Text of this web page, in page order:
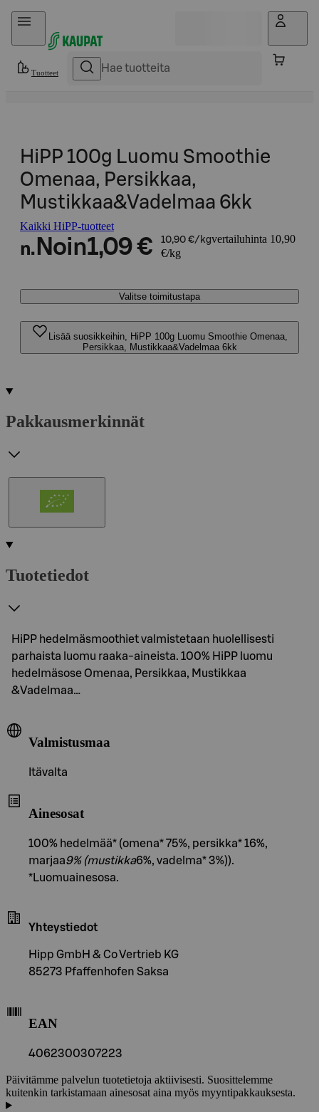
Hyppää sisältöön
Tuotteet
HiPP 100g Luomu Smoothie
Omenaa, Persikkaa,
Mustikkaa&Vadelmaa 6kk
Kaikki HiPP-tuotteet
n. Noin1,09 € 10,90 €/kgvertailuhinta 10,90
€/kg
Valitse toimitustapa
Lisää suosikkeihin, HiPP 100g Luomu Smoothie Omenaa,
Persikkaa, Mustikkaa&Vadelmaa 6kk
Pakkausmerkinnät
Tuotetiedot
HiPP hedelmäsmoothiet valmistetaan huolellisesti
parhaista luomu raaka-aineista. 100% HiPP luomu
hedelmäsose Omenaa, Persikkaa, Mustikkaa
&Vadelmaa…
Valmistusmaa
Itävalta
Ainesosat
100% hedelmää* (omena* 75%, persikka* 16%,
marjaa9% (mustikka6%, vadelma* 3%)).
*Luomuainesosa.
Yhteystiedot
Hipp GmbH & Co Vertrieb KG
85273 Pfaffenhofen Saksa
EAN
4062300307223
Päivitämme palvelun tuotetietoja aktiivisesti. Suosittelemme
kuitenkin tarkistamaan ainesosat aina myös myyntipakkauksesta.